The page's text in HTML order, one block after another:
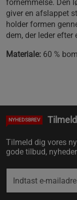
fornemmelse. Den
giver en afslappet
holder formen
dem, der leder
Materiale: 60 %
NYHEDSBREV
Tilmeld dig vores
gode tilbud,